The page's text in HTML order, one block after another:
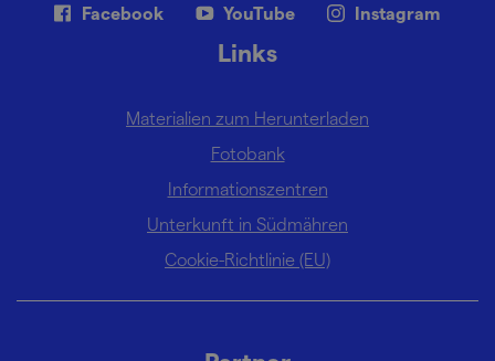
Facebook YouTube Instagram
Links
Materialien zum Herunterladen
Fotobank
Informationszentren
Unterkunft in Südmähren
Cookie-Richtlinie (EU)